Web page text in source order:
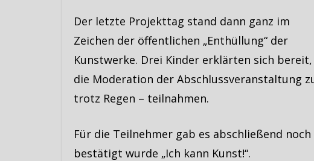
Der letzte Projekttag stand dann ganz im
Zeichen der öffentlichen „Enthüllung“ der
Kunstwerke. Drei Kinder erklärten sich bereit,
die Moderation der Abschlussveranstaltung
trotz Regen – teilnahmen.
Für die Teilnehmer gab es abschließend
bestätigt wurde „Ich kann Kunst!“.